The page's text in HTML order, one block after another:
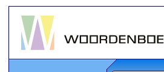
Woordenboek.NU